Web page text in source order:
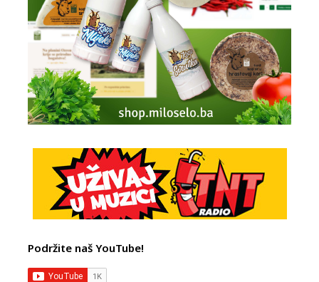
Podržite naš YouTube!